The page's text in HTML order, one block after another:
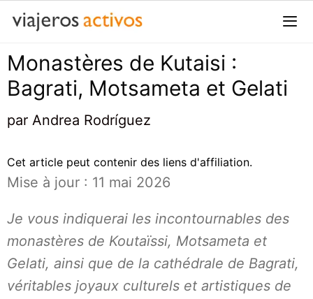
Passer
contenu
Monastères de Kutaisi :
Bagrati, Motsameta et Gelati
par Andrea Rodríguez
Cet article peut contenir des liens d'affiliation.
Mise à jour : 11 mai 2026
Je vous indiquerai les incontournables des
monastères de Koutaïssi, Motsameta et
Gelati, ainsi que de la cathédrale de Bagrati,
véritables joyaux culturels et artistiques de